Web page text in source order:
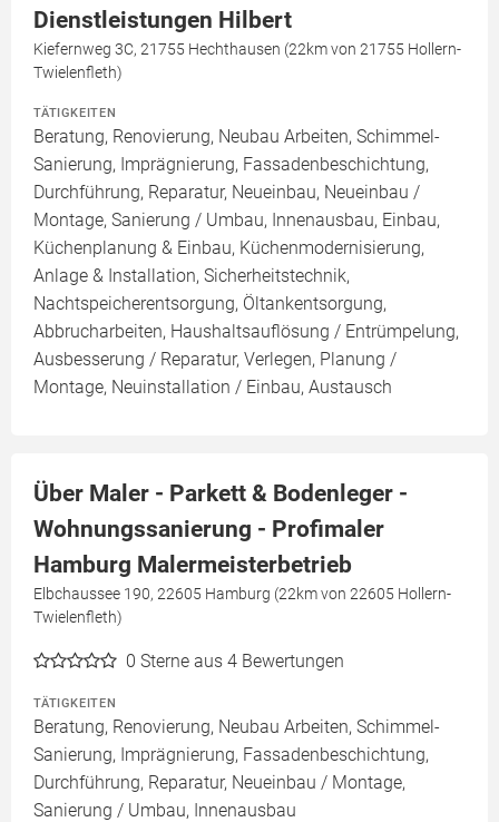
Dienstleistungen Hilbert
Kiefernweg 3C, 21755 Hechthausen (22km von 21755 Hollern-
Twielenfleth)
TÄTIGKEITEN
Beratung, Renovierung, Neubau Arbeiten, Schimmel-
Sanierung, Imprägnierung, Fassadenbeschichtung,
Durchführung, Reparatur, Neueinbau, Neueinbau /
Montage, Sanierung / Umbau, Innenausbau, Einbau,
Küchenplanung & Einbau, Küchenmodernisierung,
Anlage & Installation, Sicherheitstechnik,
Nachtspeicherentsorgung, Öltankentsorgung,
Abbrucharbeiten, Haushaltsauflösung / Entrümpelung,
Ausbesserung / Reparatur, Verlegen, Planung /
Montage, Neuinstallation / Einbau, Austausch
Über Maler - Parkett & Bodenleger -
Wohnungssanierung - Profimaler
Hamburg Malermeisterbetrieb
Elbchaussee 190, 22605 Hamburg (22km von 22605 Hollern-
Twielenfleth)
0 Sterne aus 4 Bewertungen
TÄTIGKEITEN
Beratung, Renovierung, Neubau Arbeiten, Schimmel-
Sanierung, Imprägnierung, Fassadenbeschichtung,
Durchführung, Reparatur, Neueinbau / Montage,
Sanierung / Umbau, Innenausbau